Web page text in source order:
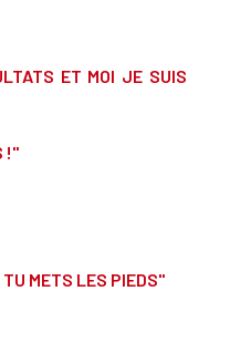
ET MOI JE SUIS
!"
METS LES PIEDS"